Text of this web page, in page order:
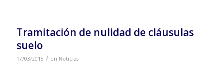
Tramitación de nulidad de cláusulas
suelo
17/03/2015 / en Noticias